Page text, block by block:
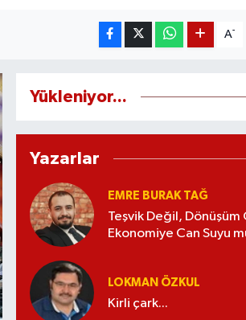
A-
Yükleniyor...
Yazarlar
EMRE BURAK TAĞ
Teşvik Değil, Dönüşüm
Ekonomiye Can Suyu
LOKMAN ÖZKUL
Kirli çark...